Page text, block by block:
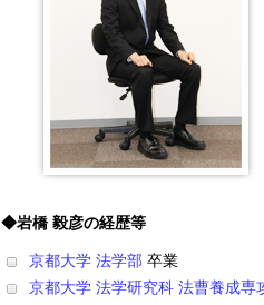
◆岩橋 毅彦の経歴等
京都大学 法学部 卒業
京都大学 法学研究科 法曹養成専